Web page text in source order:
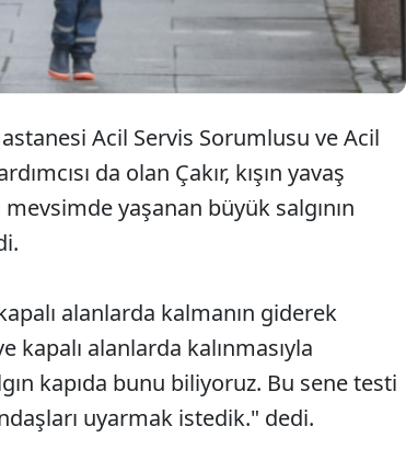
Acil Servis Sorumlusu ve Acil
da olan Çakır, kışın yavaş
yaşanan büyük salgının
alanlarda kalmanın giderek
kapalı alanlarda kalınmasıyla
kapıda bunu biliyoruz. Bu sene testi
uyarmak istedik." dedi.